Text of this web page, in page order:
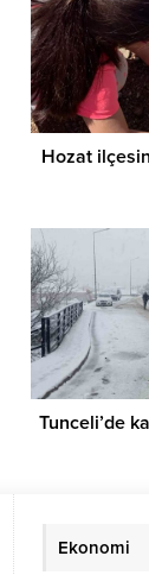
Hozat
Tunceli’de
Ekonomi